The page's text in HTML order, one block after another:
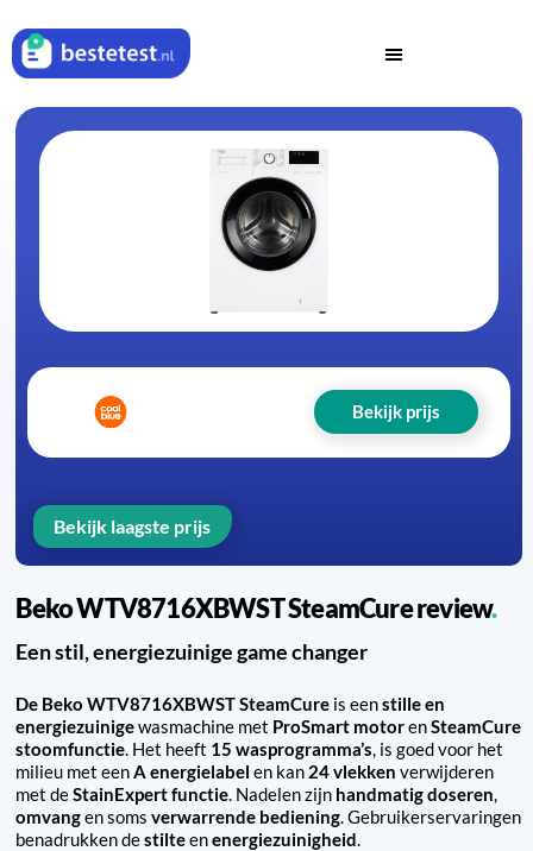
Beko WTV8716XBWST SteamCure review
Een stil, energiezuinige game changer
De Beko WTV8716XBWST SteamCure is eenstille en
energiezuinigewasmachine met ProSmart motorenSteamCure
stoomfunctie . Het heeft 15 wasprogramma’s , is goed voor het
milieu met een A energielabel en kan 24 vlekken verwijderen
met deStainExpert functie . Nadelen zijn handmatig doseren
omvangen somsverwarrende bediening . Gebruikerservaringen
benadrukken destilteenenergiezuinigheid
Bekijk prijs
Bekijk laagste prijs